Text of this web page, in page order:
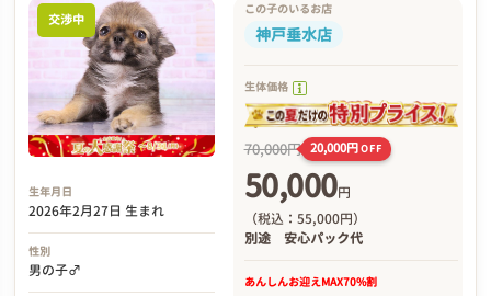
交渉中
生年月日
2026年2月27日 生まれ
性別
男の子♂
この子のいるお店
神戸垂水店
生体価格
70,000円 20,000円OFF
50,000円
（税込：55,000円）
別途 安心パック代
あんしんお迎えMAX70%割